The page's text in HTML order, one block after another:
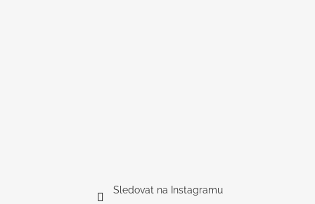
Sledovat na Instagramu